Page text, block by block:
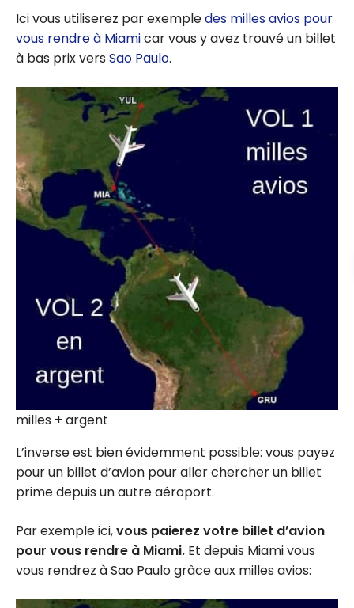
Ici vous utiliserez par exempledes milles avios pour
vous rendre à Miamicar vous y avez trouvé un billet
à bas prix vers Sao Paulo.
milles + argent
L’inverse est bien évidemment possible: vous payez
pour un billet d’avion pour aller chercher un billet
prime depuis un autre aéroport.
Par exemple ici,vous paierez votre billet d’avion
pour vous rendre à Miami. Et depuis Miami vous
vous rendrez à Sao Paulo grâce aux milles avios: